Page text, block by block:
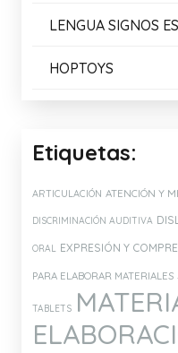
LENGUA SIGNOS
HOPTOYS
Etiquetas:
ARTICULACIÓN ATENCIÓN Y
DISCRIMINACIÓN AUDITIVA
ORAL EXPRESIÓN Y
PARA ELABORAR MATERIALES
TABLETS